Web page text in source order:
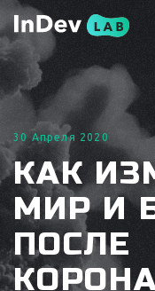
30 Апреля 2020
КАК
МИР И
ПОСЛЕ